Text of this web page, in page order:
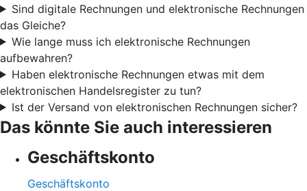
Sind digitale Rechnungen und elektronische Rechnungen
das Gleiche?
Wie lange muss ich elektronische Rechnungen
aufbewahren?
Haben elektronische Rechnungen etwas mit dem
elektronischen Handelsregister zu tun?
Ist der Versand von elektronischen Rechnungen sicher?
Das könnte Sie auch interessieren
Geschäftskonto
Geschäftskonto